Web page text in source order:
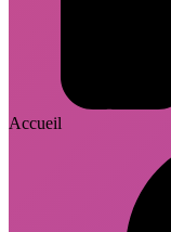
Accueil